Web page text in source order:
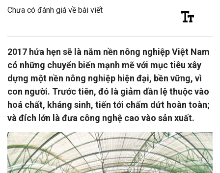
Chưa có đánh giá về bài viết
2017 hứa hẹn sẽ là năm nền nông nghiệp Việt Nam
có những chuyển biến mạnh mẽ với mục tiêu xây
dựng một nền nông nghiệp hiện đại, bền vững, vì
con người. Trước tiên, đó là giảm dần lệ thuộc vào
hoá chất, kháng sinh, tiến tới chấm dứt hoàn toàn;
và đích lớn là đưa công nghệ cao vào sản xuất.